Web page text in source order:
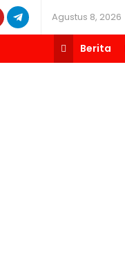
Agustus 8, 2026
Berita